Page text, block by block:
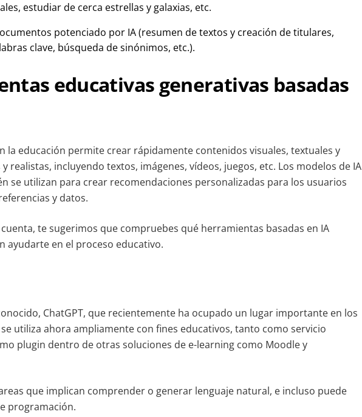
estudiar de cerca estrellas y galaxias, etc.
potenciado por IA (resumen de textos y creación de titulares,
clave, búsqueda de sinónimos, etc.).
educativas generativas basadas
la educación permite crear rápidamente contenidos visuales, textuales y
realistas, incluyendo textos, imágenes, vídeos, juegos, etc. Los modelos de IA
se utilizan para crear recomendaciones personalizadas para los usuarios
y datos.
te sugerimos que compruebes qué herramientas basadas en IA
ayudarte en el proceso educativo.
ChatGPT, que recientemente ha ocupado un lugar importante en los
utiliza ahora ampliamente con fines educativos, tanto como servicio
plugin dentro de otras soluciones de e-learning como Moodle y
que implican comprender o generar lenguaje natural, e incluso puede
programación.